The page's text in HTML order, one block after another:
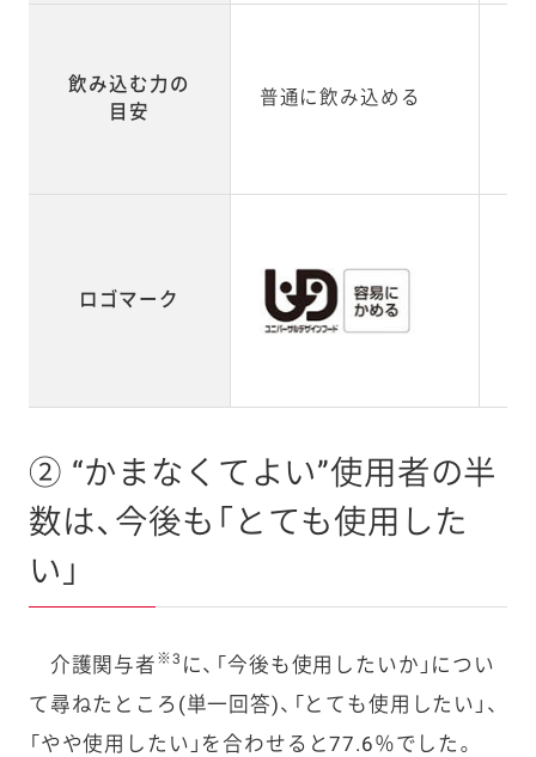
飲み込む力の
目安
普通に飲み込める
ロゴマーク
② “かまなくてよい”使用者の半
数は、今後も「とても使用した
い」
介護関与者 ※3 に、「今後も使用したいか」につい
て尋ねたところ(単一回答)、「とても使用したい」、
「やや使用したい」を合わせると77.6％でした。